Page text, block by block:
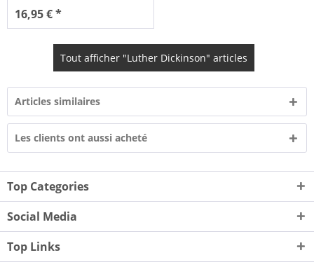
16,95 € *
Tout afficher "Luther Dickinson" articles
Articles similaires
Les clients ont aussi acheté
Top Categories
Social Media
Top Links